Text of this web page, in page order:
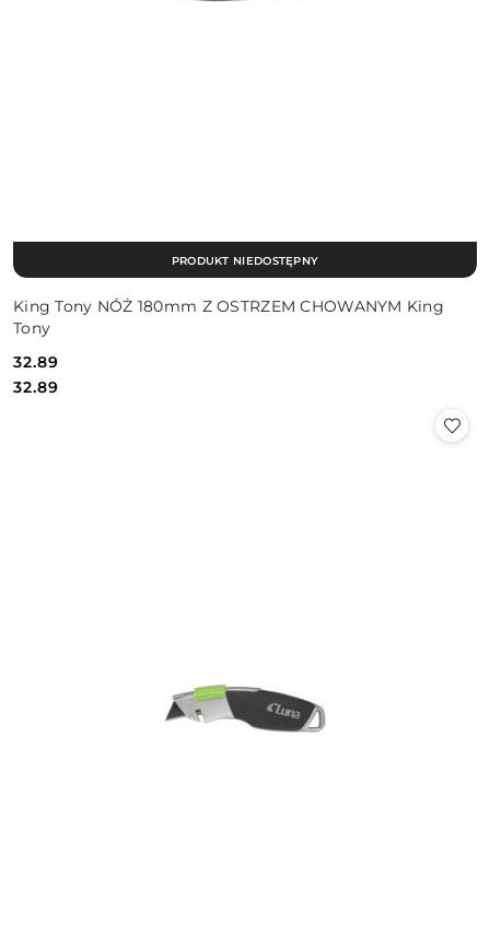
King Tony NÓŻ 180mm Z OSTRZEM CHOWANYM King
Tony
Cena:
32.89
Cena:
32.89
PRODUKT NIEDOSTĘPNY